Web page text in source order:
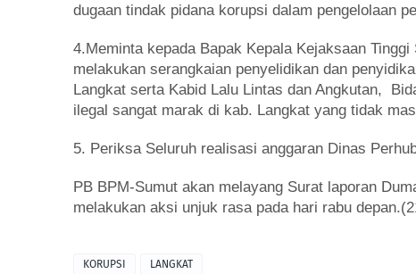
dugaan tindak pidana korupsi dalam pengelolaan
4.Meminta kepada Bapak Kepala Kejaksaan
melakukan serangkaian penyelidikan dan
Langkat serta Kabid Lalu Lintas dan Angkutan,
ilegal sangat marak di kab. Langkat yang tidak
5. Periksa Seluruh realisasi anggaran Dinas
PB BPM-Sumut akan melayang Surat laporan
melakukan aksi unjuk rasa pada hari rabu
KORUPSI LANGKAT